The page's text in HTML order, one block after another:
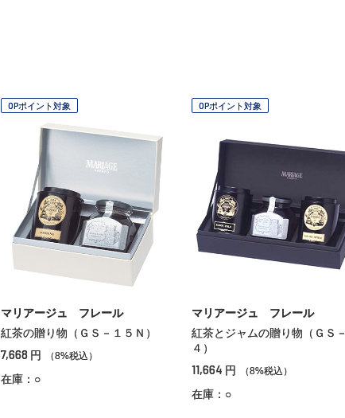
OPポイント対象
マリアージュ フレール
紅茶の贈り物（ＧＳ－１５Ｎ）
7,668 円 （8%税込）
在庫：○
OPポイント対象
マリアージュ フレール
紅茶とジャムの贈り物（ＧＳ－
４）
11,664 円 （8%税込）
在庫：○